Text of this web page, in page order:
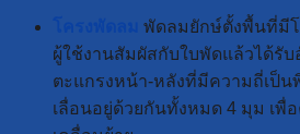
พัดลมยักษ์ตั้งพื้นที่มี
ผู้ใช้งานสัมผัสกับใบพัดแล้วได้รับ
ตะแกรงหน้า-หลังที่มีความถี่เป็น
เลื่อนอยู่ด้วยกันทั้งหมด 4 มุม เพื่